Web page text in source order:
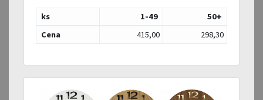
ks 1-49 50+
Cena
415,00 298,30